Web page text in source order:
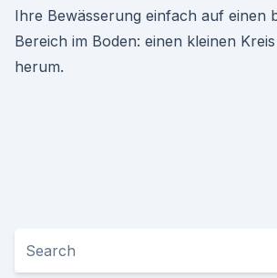
Ihre Bewässerung einfach auf einen
Bereich im Boden: einen kleinen
herum.